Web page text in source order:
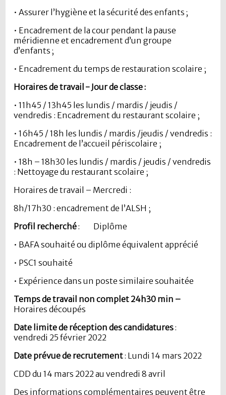
• Assurer l’hygiène et la sécurité des enfants ;
• Encadrement de la cour pendant la pause
méridienne et encadrement d’un groupe
d’enfants ;
• Encadrement du temps de restauration scolaire ;
Horaires de travail - Jour de classe :
• 11h45 / 13h45 les lundis / mardis / jeudis /
vendredis : Encadrement du restaurant scolaire ;
• 16h45 / 18h les lundis / mardis /jeudis / vendredis :
Encadrement de l’accueil périscolaire ;
• 18h – 18h30 les lundis / mardis / jeudis / vendredis
: Nettoyage du restaurant scolaire ;
Horaires de travail – Mercredi :
8h/17h30 : encadrement de l’ALSH ;
Profil recherché: Diplôme
• BAFA souhaité ou diplôme équivalent apprécié
• PSC1 souhaité
• Expérience dans un poste similaire souhaitée
Temps de travail non complet 24h30 min –
Horaires découpés
Date limite de réception des candidatures:
vendredi 25 février 2022
Date prévue de recrutement: Lundi 14 mars 2022
CDD du 14 mars 2022 au vendredi 8 avril
Des informations complémentaires peuvent être